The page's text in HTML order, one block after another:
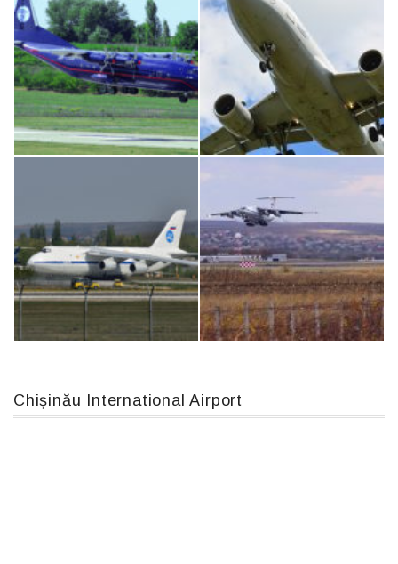
Boeing 737 MAX 8, TC-LCC MC-130, 15731
Airbus A319-114 D-AILN, Lufthansa, Франкфурт-Кишинев, 24/06/18
Chișinău International Airport